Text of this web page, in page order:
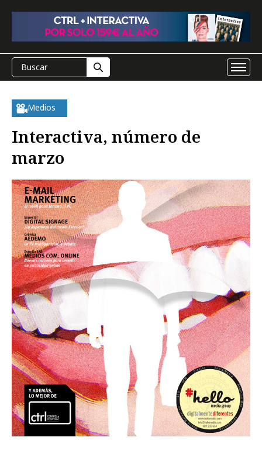
Medios
Interactiva, número de
marzo